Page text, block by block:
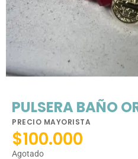
PULSERA BAÑO
PRECIO MAYORISTA
$100.000
Agotado